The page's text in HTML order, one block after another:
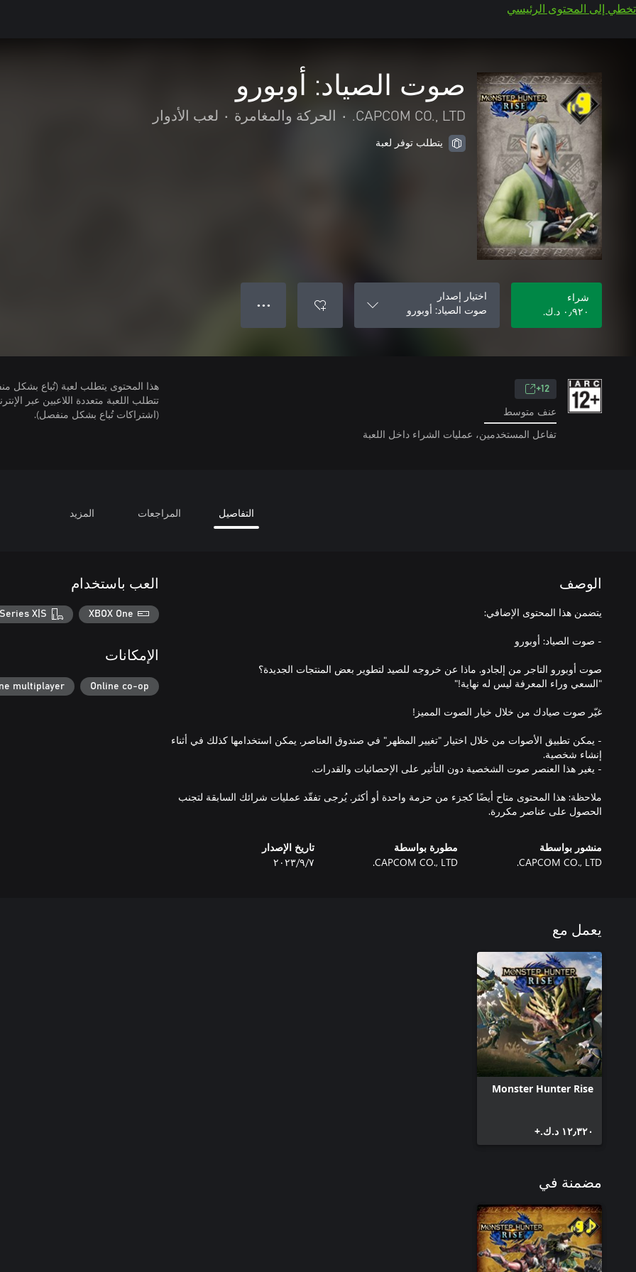
تخطي إلى المحتوى الرئيسي
صوت الصياد: أوبورو
CAPCOM CO., LTD.
• الحركة والمغامرة • لعب الأدوار
يتطلب توفر لعبة
شراء
٠٫٩٢٠ د.ك.‏
اختيار إصدار
صوت الصياد: أوبورو
● ● ●
12+
عنف متوسط
تفاعل المستخدمين، عمليات الشراء داخل اللعبة
هذا المحتوى يتطلب لعبة (تُباع بشكل
(اشتراكات تُباع بشكل منفصل).
التفاصيل المراجعات المزيد
الوصف
- يمكن تطبيق الأصوات من خلال اختيار "تغيير المظهر" في صندوق العناصر. يمكن استخدامها كذلك في أثناء
ملاحظة: هذا المحتوى متاح أيضًا كجزء من حزمة واحدة أو أكثر. يُرجى تفقّد عمليات شرائك السابقة لتجنب
الحصول على عناصر مكررة.
منشور بواسطة
CAPCOM CO., LTD.
مطورة بواسطة
CAPCOM CO., LTD.
تاريخ الإصدار
٧‏/٩‏/٢٠٢٣
العب باستخدام
XBOX One
X|S
الإمكانات
Online co-op
multiplayer
يعمل مع
Monster Hunter Rise
١٢٫٣٢٠ د.ك.‏+
مضمنة في